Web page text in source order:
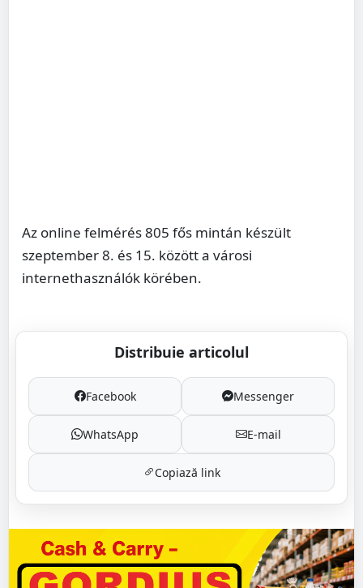
Az online felmérés 805 fős mintán készült
szeptember 8. és 15. között a városi
internethasználók körében.
Distribuie articolul
Facebook Messenger
WhatsApp E-mail
Copiază link